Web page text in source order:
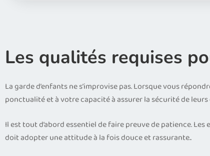
Les qualités requises
La garde d’enfants ne s’improvise pas. Lorsque vous
ponctualité et à votre capacité à assurer la sécurité de
Il est tout d’abord essentiel de faire preuve de patience.
doit adopter une attitude à la fois douce et rassurante..